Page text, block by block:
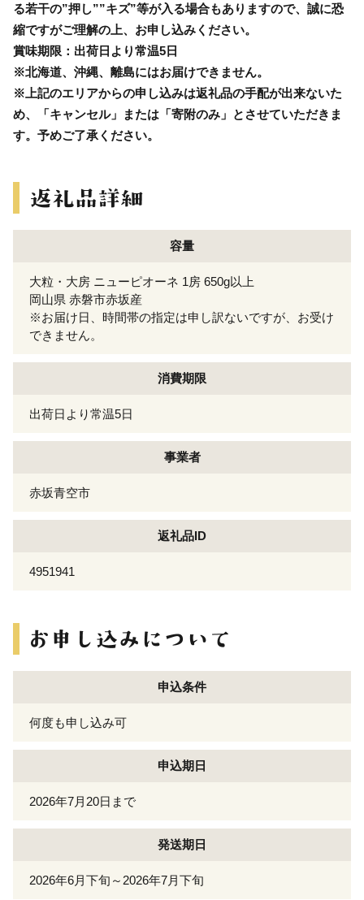
る若干の”押し””キズ”等が入る場合もありますので、誠に恐
縮ですがご理解の上、お申し込みください。
賞味期限：出荷日より常温5日
※北海道、沖縄、離島にはお届けできません。
※上記のエリアからの申し込みは返礼品の手配が出来ないた
め、「キャンセル」または「寄附のみ」とさせていただきま
す。予めご了承ください。
容量
大粒・大房 ニューピオーネ 1房 650g以上
岡山県 赤磐市赤坂産
※お届け日、時間帯の指定は申し訳ないですが、お受け
できません。
消費期限
出荷日より常温5日
事業者
赤坂青空市
返礼品ID
4951941
申込条件
何度も申し込み可
申込期日
2026年7月20日まで
発送期日
2026年6月下旬～2026年7月下旬